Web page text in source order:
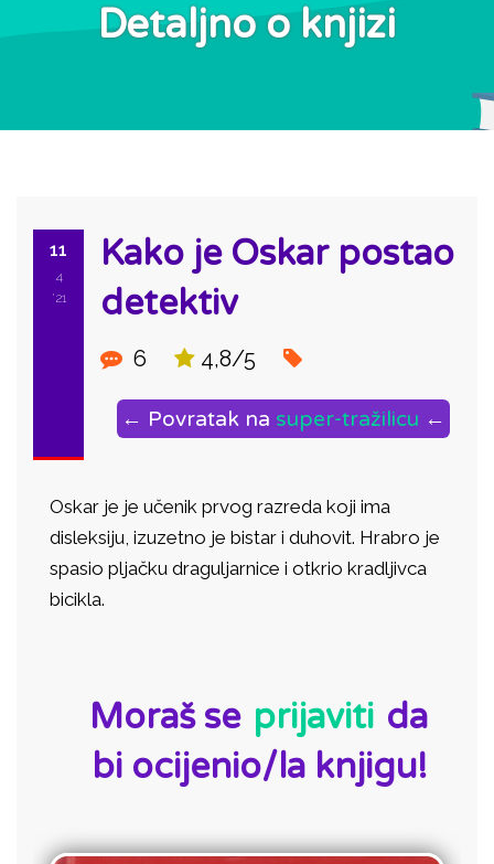
Detaljno o knjizi
11
4
'21
Kako je Oskar postao
detektiv
6 4,8/5
← Povratak na super-tražilicu ←
Oskar je je učenik prvog razreda koji ima
disleksiju, izuzetno je bistar i duhovit. Hrabro je
spasio pljačku draguljarnice i otkrio kradljivca
bicikla.
Moraš se prijaviti da
bi ocijenio/la knjigu!